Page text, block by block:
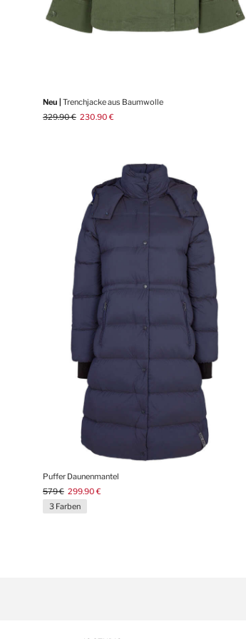
Neu | Trenchjacke aus Baumwolle
329.90 € 230.90 €
Puffer Daunenmantel
579 € 299.90 €
3 Farben